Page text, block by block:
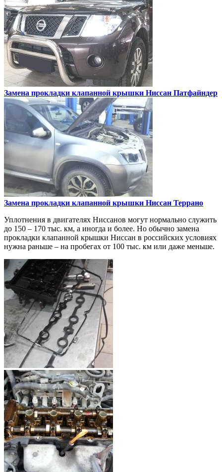
Замена прокладки клапанной крышки Ниссан Патфайндер
Замена прокладки клапанной крышки Ниссан Террано
Уплотнения в двигателях Ниссанов могут нормально служить
до 150 – 170 тыс. км, а иногда и более. Но обычно замена
прокладки клапанной крышки Ниссан в российских условиях
нужна раньше – на пробегах от 100 тыс. км или даже меньше.